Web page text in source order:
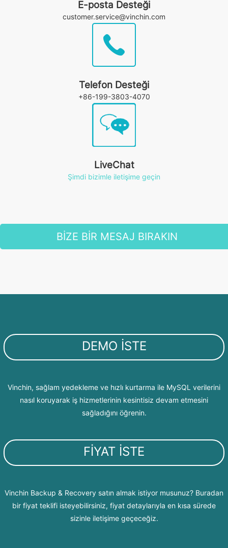
E-posta Desteği
customer.service@vinchin.com
Telefon Desteği
+86-199-3803-4070
LiveChat
Şimdi bizimle iletişime geçin
BİZE BİR MESAJ BIRAKIN
DEMO İSTE
Vinchin, sağlam yedekleme ve hızlı kurtarma ile MySQL verilerini
nasıl koruyarak iş hizmetlerinin kesintisiz devam etmesini
sağladığını öğrenin.
FİYAT İSTE
Vinchin Backup & Recovery satın almak istiyor musunuz? Buradan
bir fiyat teklifi isteyebilirsiniz, fiyat detaylarıyla en kısa sürede
sizinle iletişime geçeceğiz.